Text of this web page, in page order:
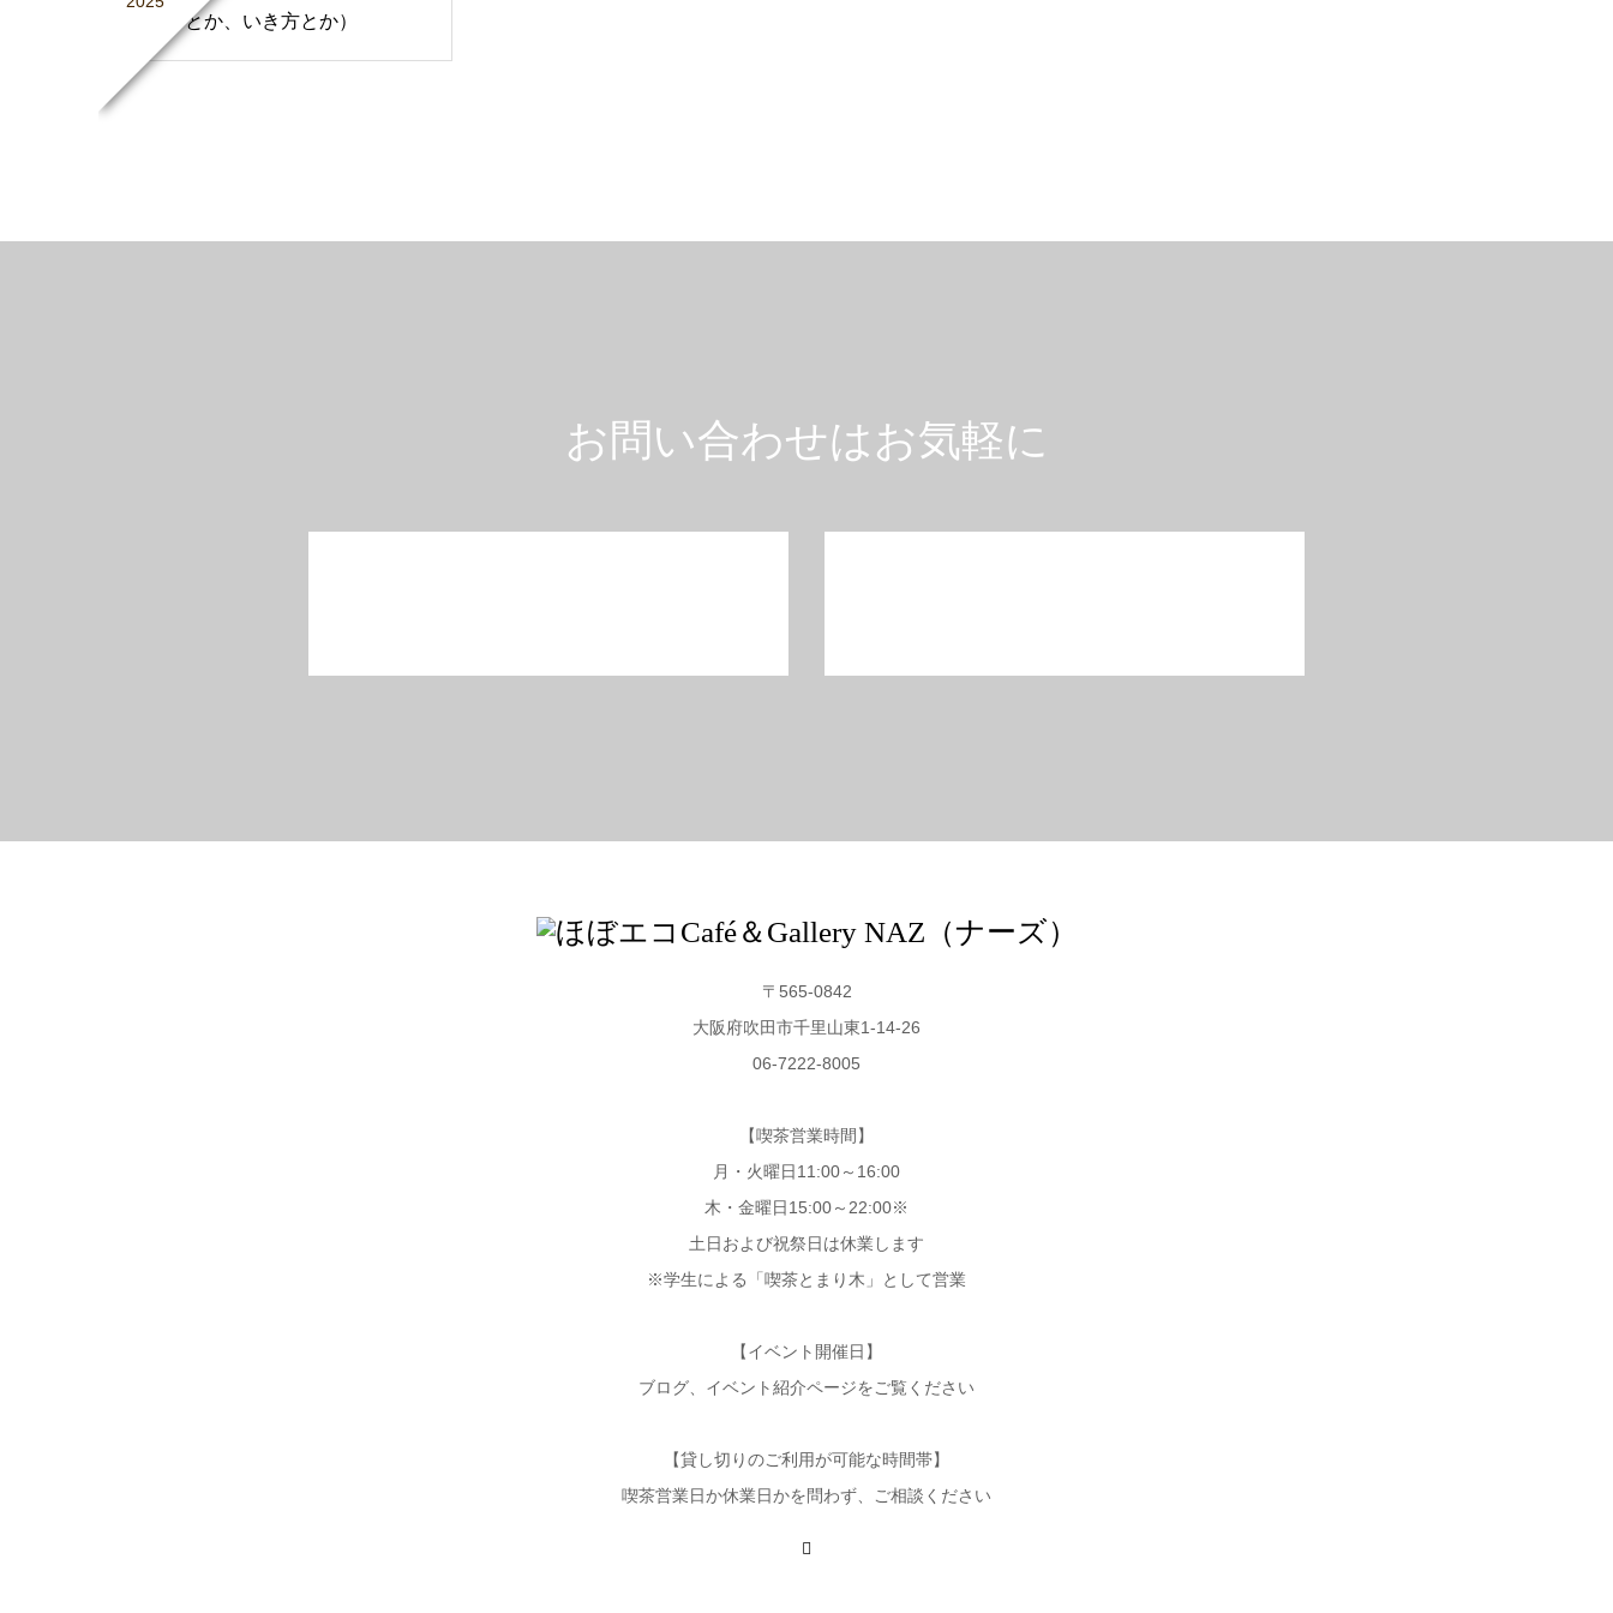
か仕事とか、いき方とか）
お問い合わせはお気軽に
〒565-0842
大阪府吹田市千里山東1-14-26
06-7222-8005
【喫茶営業時間】
月・火曜日11:00～16:00
木・金曜日15:00～22:00※
土日および祝祭日は休業します
※学生による「喫茶とまり木」として営業
【イベント開催日】
ブログ、イベント紹介ページをご覧ください
【貸し切りのご利用が可能な時間帯】
喫茶営業日か休業日かを問わず、ご相談ください